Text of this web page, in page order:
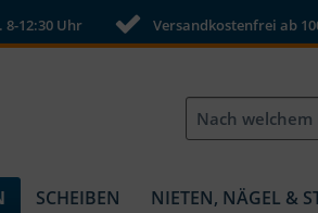
8-12:30 Uhr Versandkostenfrei ab
SCHEIBEN NIETEN, NÄGEL &